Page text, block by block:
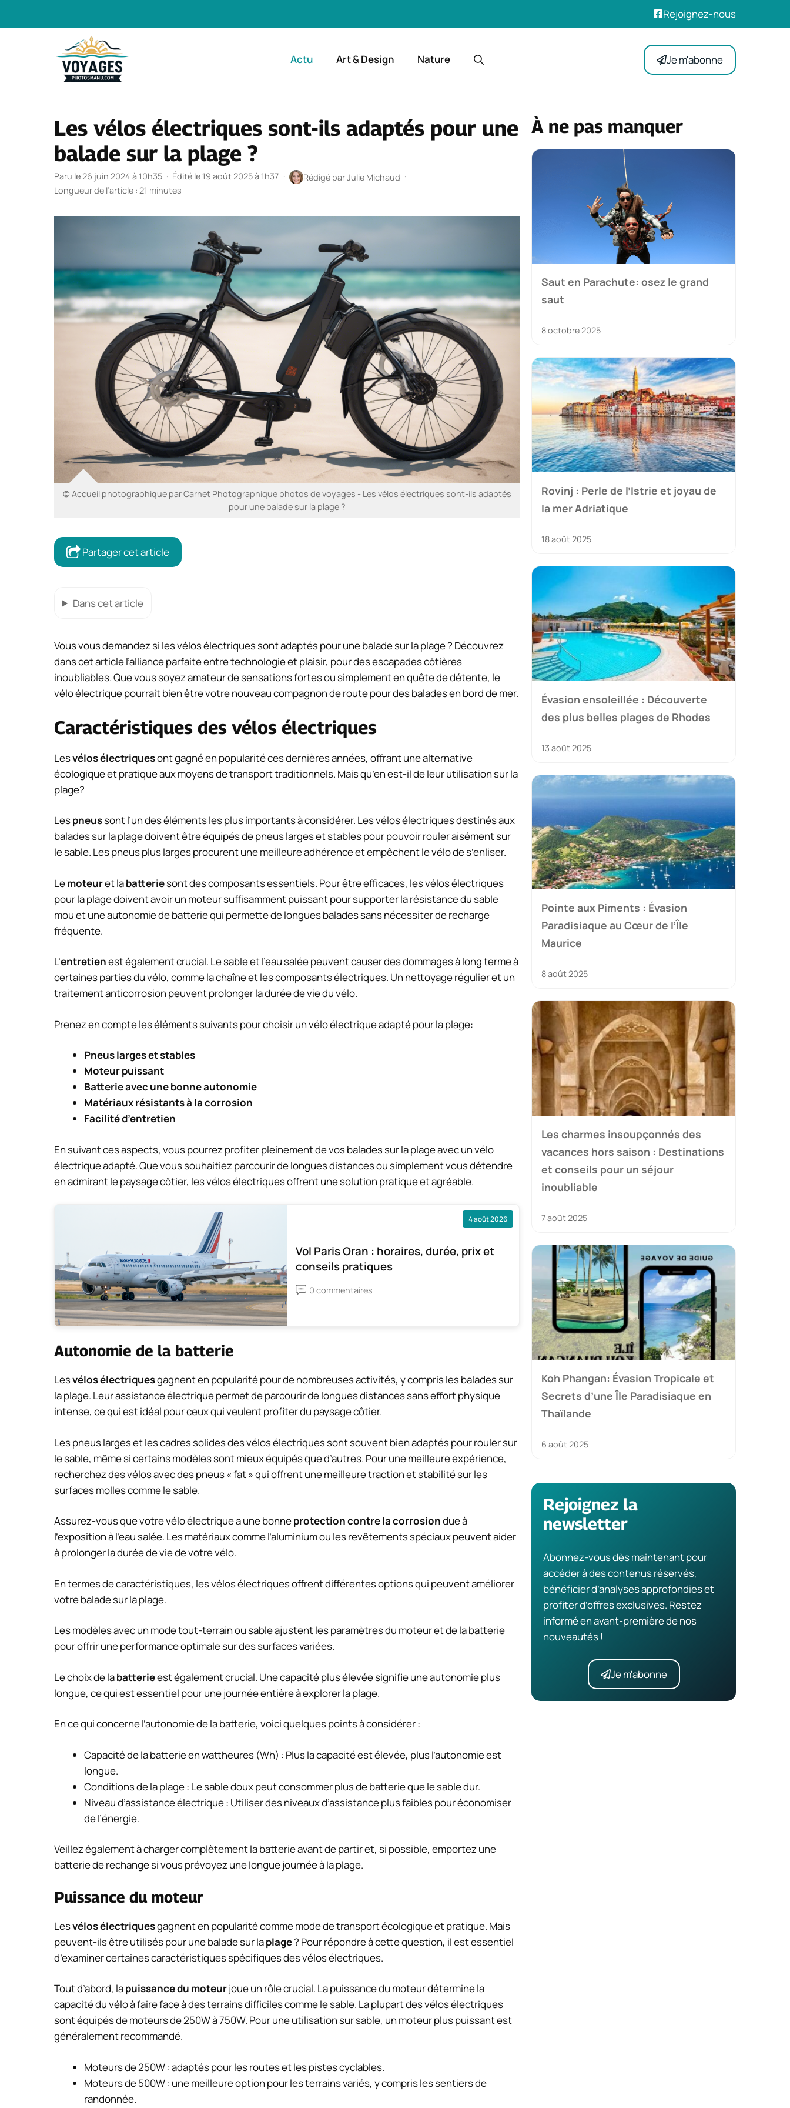
Rejoignez-nous
Actu Art & Design Nature Je m'abonne
Les vélos électriques sont-ils adaptés pour une
balade sur la plage ?
Paru le 26 juin 2024 à 10h35 · Édité le 19 août 2025 à 1h37 · Rédigé parJulie Michaud ·
Longueur de l’article : 21 minutes
© Accueil photographique par Carnet Photographique photos de voyages - Les vélos électriques sont-ils adaptés
pour une balade sur la plage ?
Partager cet article
Dans cet article
Vous vous demandez si les vélos électriques sont adaptés pour une balade sur la plage ? Découvrez
dans cet article l’alliance parfaite entre technologie et plaisir, pour des escapades côtières
inoubliables. Que vous soyez amateur de sensations fortes ou simplement en quête de détente, le
vélo électrique pourrait bien être votre nouveau compagnon de route pour des balades en bord de mer.
Caractéristiques des vélos électriques
Lesvélos électriquesont gagné en popularité ces dernières années, offrant une alternative
écologique et pratique aux moyens de transport traditionnels. Mais qu’en est-il de leur utilisation sur la
plage?
Lespneussont l’un des éléments les plus importants à considérer. Les vélos électriques destinés aux
balades sur la plage doivent être équipés de pneus larges et stables pour pouvoir rouler aisément sur
le sable. Les pneus plus larges procurent une meilleure adhérence et empêchent le vélo de s’enliser.
Lemoteuret labatteriesont des composants essentiels. Pour être efficaces, les vélos électriques
pour la plage doivent avoir un moteur suffisamment puissant pour supporter la résistance du sable
mou et une autonomie de batterie qui permette de longues balades sans nécessiter de recharge
fréquente.
L’entretienest également crucial. Le sable et l’eau salée peuvent causer des dommages à long terme à
certaines parties du vélo, comme la chaîne et les composants électriques. Un nettoyage régulier et un
traitement anticorrosion peuvent prolonger la durée de vie du vélo.
Prenez en compte les éléments suivants pour choisir un vélo électrique adapté pour la plage:
Pneus larges et stables
Moteur puissant
Batterie avec une bonne autonomie
Matériaux résistants à la corrosion
Facilité d’entretien
En suivant ces aspects, vous pourrez profiter pleinement de vos balades sur la plage avec un vélo
électrique adapté. Que vous souhaitiez parcourir de longues distances ou simplement vous détendre
en admirant le paysage côtier, les vélos électriques offrent une solution pratique et agréable.
4 août 2026
Vol Paris Oran : horaires, durée, prix et
conseils pratiques
0 commentaires
Autonomie de la batterie
Lesvélos électriquesgagnent en popularité pour de nombreuses activités, y compris les balades sur
la plage. Leur assistance électrique permet de parcourir de longues distances sans effort physique
intense, ce qui est idéal pour ceux qui veulent profiter du paysage côtier.
Les pneus larges et les cadres solides des vélos électriques sont souvent bien adaptés pour rouler sur
le sable, même si certains modèles sont mieux équipés que d’autres. Pour une meilleure expérience,
recherchez des vélos avec des pneus « fat » qui offrent une meilleure traction et stabilité sur les
surfaces molles comme le sable.
Assurez-vous que votre vélo électrique a une bonneprotection contre la corrosiondue à
l’exposition à l’eau salée. Les matériaux comme l’aluminium ou les revêtements spéciaux peuvent aider
à prolonger la durée de vie de votre vélo.
En termes de caractéristiques, les vélos électriques offrent différentes options qui peuvent améliorer
votre balade sur la plage.
Les modèles avec un modetout-terrainousableajustent les paramètres du moteur et de la batterie
pour offrir une performance optimale sur des surfaces variées.
Le choix de labatterieest également crucial. Une capacité plus élevée signifie une autonomie plus
longue, ce qui est essentiel pour une journée entière à explorer la plage.
En ce qui concerne l’autonomie de la batterie, voici quelques points à considérer :
Capacité de la batterie en wattheures (Wh) : Plus la capacité est élevée, plus l’autonomie est
longue.
Conditions de la plage : Le sable doux peut consommer plus de batterie que le sable dur.
Niveau d’assistance électrique : Utiliser des niveaux d’assistance plus faibles pour économiser
de l’énergie.
Veillez également à charger complètement la batterie avant de partir et, si possible, emportez une
batterie de rechange si vous prévoyez une longue journée à la plage.
Puissance du moteur
Lesvélos électriquesgagnent en popularité comme mode de transport écologique et pratique. Mais
peuvent-ils être utilisés pour une balade sur laplage? Pour répondre à cette question, il est essentiel
d’examiner certaines caractéristiques spécifiques des vélos électriques.
Tout d’abord, lapuissance du moteurjoue un rôle crucial. La puissance du moteur détermine la
capacité du vélo à faire face à des terrains difficiles comme le sable. La plupart des vélos électriques
sont équipés de moteurs de 250W à 750W. Pour une utilisation sur sable, un moteur plus puissant est
généralement recommandé.
Moteurs de 250W : adaptés pour les routes et les pistes cyclables.
Moteurs de 500W : une meilleure option pour les terrains variés, y compris les sentiers de
randonnée.
À ne pas manquer
Saut en Parachute: osez le grand
saut
8 octobre 2025
Rovinj : Perle de l’Istrie et joyau de
la mer Adriatique
18 août 2025
Évasion ensoleillée : Découverte
des plus belles plages de Rhodes
13 août 2025
Pointe aux Piments : Évasion
Paradisiaque au Cœur de l’Île
Maurice
8 août 2025
Les charmes insoupçonnés des
vacances hors saison : Destinations
et conseils pour un séjour
inoubliable
7 août 2025
Koh Phangan: Évasion Tropicale et
Secrets d’une Île Paradisiaque en
Thaïlande
6 août 2025
Rejoignez la
newsletter
Abonnez-vous dès maintenant pour
accéder à des contenus réservés,
bénéficier d’analyses approfondies et
profiter d’offres exclusives. Restez
informé en avant-première de nos
nouveautés !
Je m'abonne